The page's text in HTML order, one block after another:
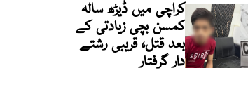
کراچی میں ڈیڑھ سالہ
کمسن بچی زیادتی کے
بعد قتل، قریبی رشتے
دار گرفتار